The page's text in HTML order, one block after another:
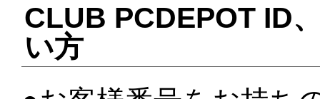
CLUB PCDEPOT ID
い方